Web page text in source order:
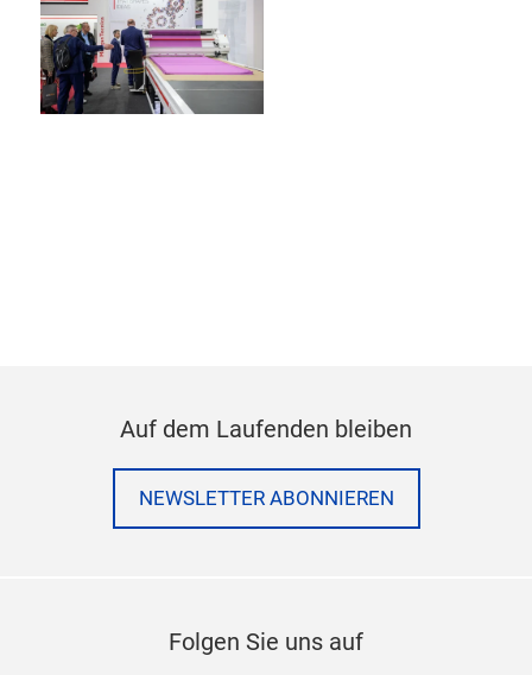
Auf dem Laufenden bleiben
NEWSLETTER ABONNIEREN
Folgen Sie uns auf